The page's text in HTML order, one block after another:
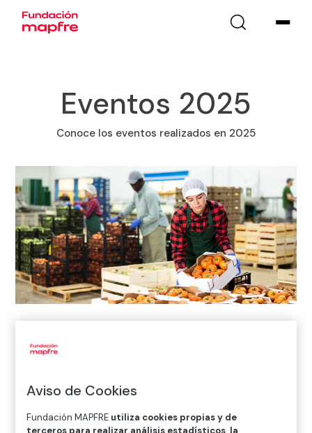
Eventos 2025
Conoce los eventos realizados en 2025
Aviso de Cookies
Fundación MAPFRE utiliza cookies propias y de
terceros para realizar análisis estadísticos, la